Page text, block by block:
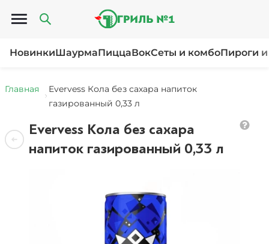
Открыть меню
НовинкиШаурмаПиццаВокСеты и комбоПироги
Главная
Evervess Кола без сахара напиток
газированный 0,33 л
Evervess Кола без сахара
напиток газированный 0,33 л